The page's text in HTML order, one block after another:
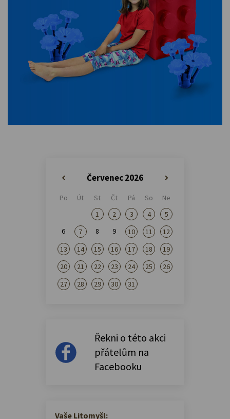
Červenec 2026
»
Po Út St Čt Pá So
Ne
1
2 3 4
5
6
7 8 9 10 11
12
13
14 15 16 17 18
19
20
21 22 23 24 25
26
27
28 29 30 31
Řekni o této akci
přátelům na
Facebooku
Vaše Litomyšl: